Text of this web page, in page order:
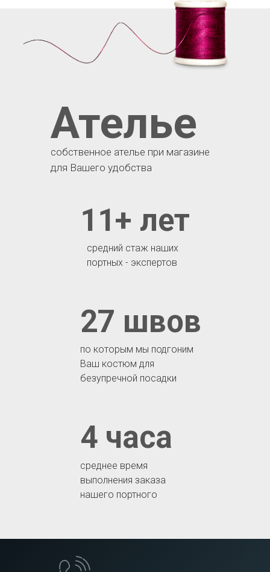
среднее время
выполнения заказа
нашего портного
4 часа
по которым мы подгоним
Ваш костюм для
безупречной посадки
27 швов
средний стаж наших
портных - экспертов
11+ лет
Ателье
собственное ателье при магазине
для Вашего удобства